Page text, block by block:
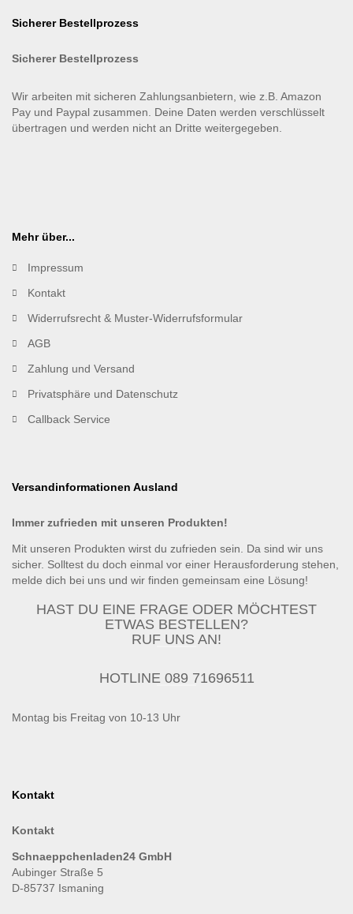
Sicherer Bestellprozess
Sicherer Bestellprozess
Wir arbeiten mit sicheren Zahlungsanbietern, wie z.B. Amazon
Pay und Paypal zusammen. Deine Daten werden verschlüsselt
übertragen und werden nicht an Dritte weitergegeben.
Mehr über...
Impressum
Kontakt
Widerrufsrecht & Muster-Widerrufsformular
AGB
Zahlung und Versand
Privatsphäre und Datenschutz
Callback Service
Versandinformationen Ausland
Immer zufrieden mit unseren Produkten!
Mit unseren Produkten wirst du zufrieden sein. Da sind wir uns
sicher. Solltest du doch einmal vor einer Herausforderung stehen,
melde dich bei uns und wir finden gemeinsam eine Lösung!
HAST DU EINE FRAGE ODER MÖCHTEST
ETWAS BESTELLEN?
RUF UNS AN!
HOTLINE 089 71696511
Montag bis Freitag von 10-13 Uhr
Kontakt
Kontakt
Schnaeppchenladen24 GmbH
Aubinger Straße 5
D-85737 Ismaning